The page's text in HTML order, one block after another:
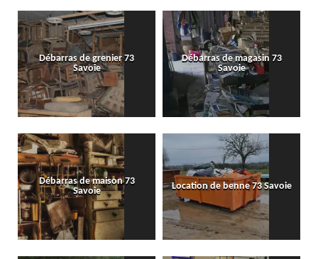
Débarras de grenier 73
Savoie
Débarras de magasin 73
Savoie
Débarras de maison 73
Savoie
Location de benne 73 Savoie